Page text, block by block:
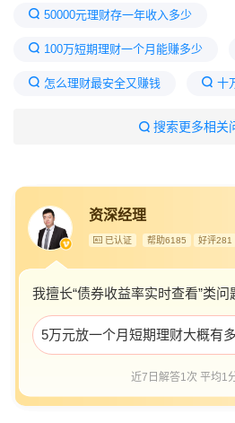
50000元理财存一年收入多少
100万短期理财一个月能赚多少
怎么理财最安全又赚钱 十
5万
5万理财一个月的收益多少
搜索更多相关
资深经理
已认证 帮助6185 好评281
我擅长“债券收益率实时查看”类
近7日解答1次 平均1